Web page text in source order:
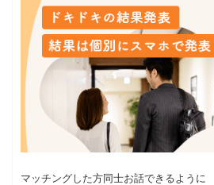
マッチングした方同士お話できるように